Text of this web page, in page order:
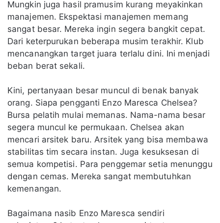
Mungkin juga hasil pramusim kurang meyakinkan
manajemen. Ekspektasi manajemen memang
sangat besar. Mereka ingin segera bangkit cepat.
Dari keterpurukan beberapa musim terakhir. Klub
mencanangkan target juara terlalu dini. Ini menjadi
beban berat sekali.
Kini, pertanyaan besar muncul di benak banyak
orang. Siapa pengganti Enzo Maresca Chelsea?
Bursa pelatih mulai memanas. Nama-nama besar
segera muncul ke permukaan. Chelsea akan
mencari arsitek baru. Arsitek yang bisa membawa
stabilitas tim secara instan. Juga kesuksesan di
semua kompetisi. Para penggemar setia menunggu
dengan cemas. Mereka sangat membutuhkan
kemenangan.
Bagaimana nasib Enzo Maresca sendiri